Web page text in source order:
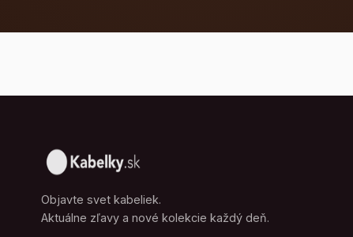
Objavte svet kabeliek.
Aktuálne zľavy a nové kolekcie každý deň.